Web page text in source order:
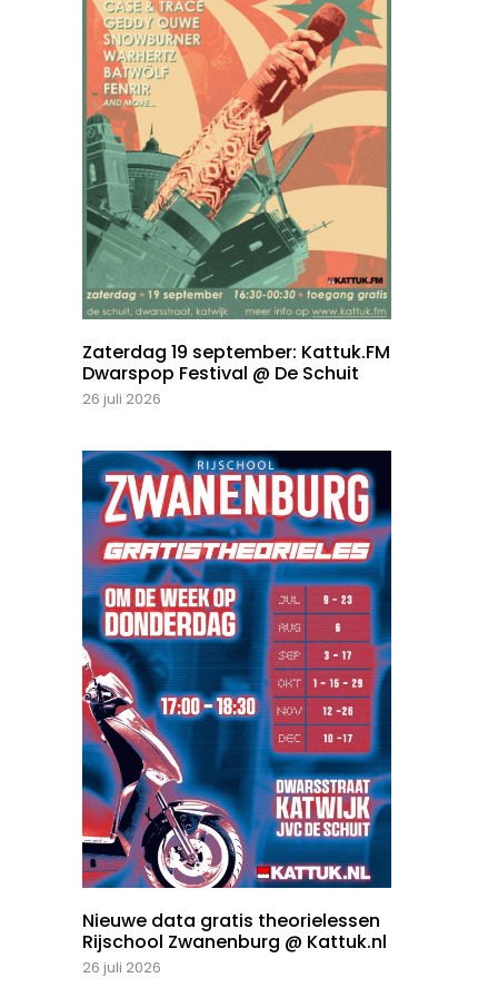
Zaterdag 19 september: Kattuk.FM
Dwarspop Festival @ De Schuit
26 juli 2026
Nieuwe data gratis theorielessen
Rijschool Zwanenburg @ Kattuk.nl
26 juli 2026